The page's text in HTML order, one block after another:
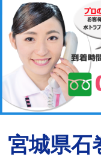
宮城県石